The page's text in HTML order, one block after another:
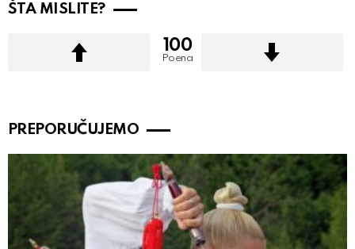
ŠTA MISLITE?
100
Poena
PREPORUČUJEMO